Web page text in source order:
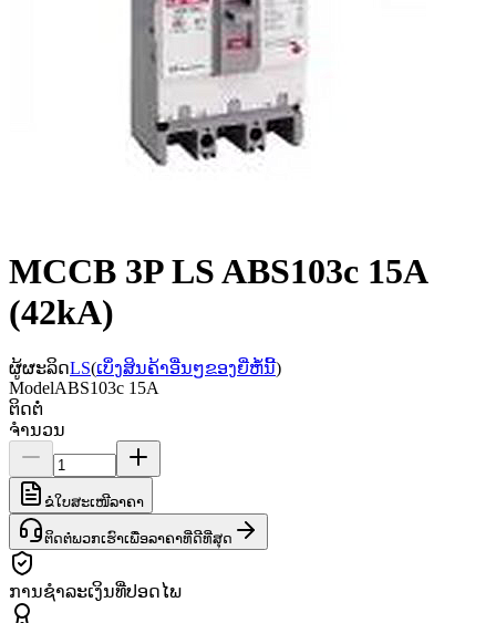
MCCB 3P LS ABS103c 15A
(42kA)
ຜູ້ຜະລິດLS(ເບິ່ງສິນຄ້າອື່ນໆຂອງຍີ່ຫໍ້ນີ້)
ModelABS103c 15A
ຕິດຕໍ່
ຈຳນວນ
ຂໍໃບສະເໜີລາຄາ
ຕິດຕໍ່ພວກເຮົາເພື່ອລາຄາທີ່ດີທີ່ສຸດ
ການຊຳລະເງິນທີ່ປອດໄພ